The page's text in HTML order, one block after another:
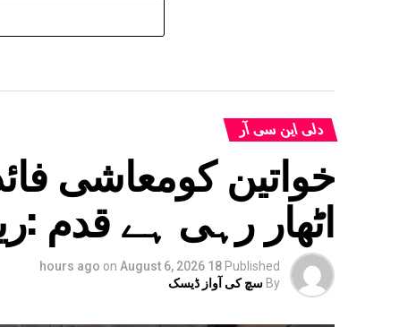
دلی این سی آر
خواتین کومعاشی
اٹھار رہی ہے قدم
Published
18 hours ago
on August 6, 2026
By سچ کی آواز ڈیسک